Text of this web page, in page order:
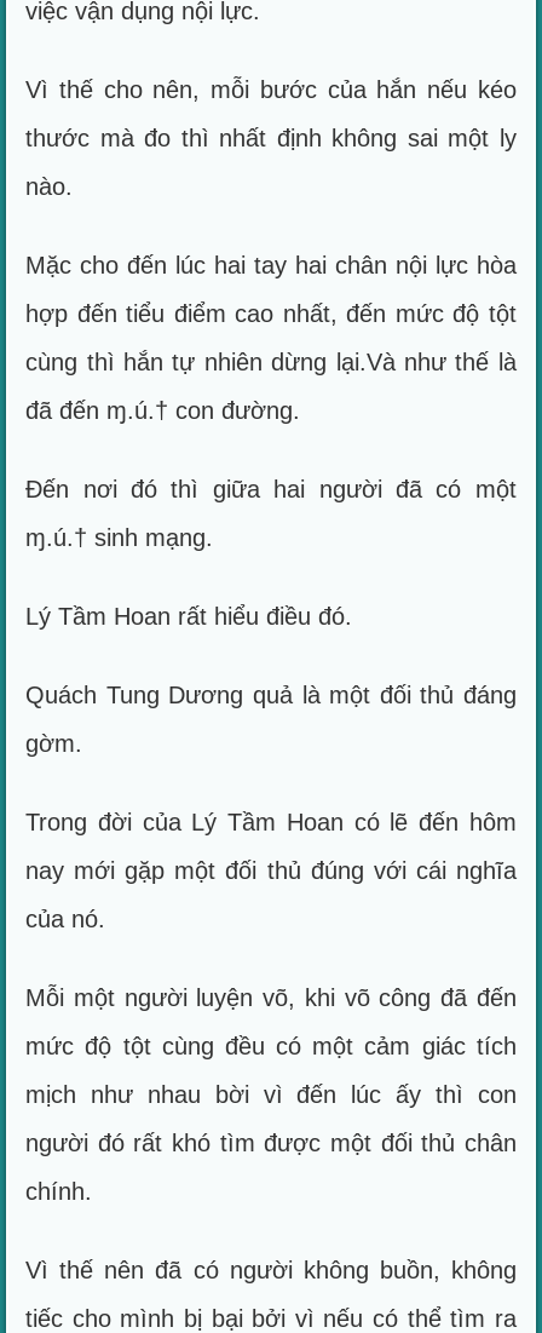
việc vận dụng nội lực.
Vì thế cho nên, mỗi bước của hắn nếu kéo
thước mà đo thì nhất định không sai một ly
nào.
Mặc cho đến lúc hai tay hai chân nội lực hòa
hợp đến tiểu điểm cao nhất, đến mức độ tột
cùng thì hắn tự nhiên dừng lại.Và như thế là
đã đến ɱ.ú.† con đường.
Đến nơi đó thì giữa hai người đã có một
ɱ.ú.† sinh mạng.
Lý Tầm Hoan rất hiểu điều đó.
Quách Tung Dương quả là một đối thủ đáng
gờm.
Trong đời của Lý Tầm Hoan có lẽ đến hôm
nay mới gặp một đối thủ đúng với cái nghĩa
của nó.
Mỗi một người luyện võ, khi võ công đã đến
mức độ tột cùng đều có một cảm giác tích
mịch như nhau bời vì đến lúc ấy thì con
người đó rất khó tìm được một đối thủ chân
chính.
Vì thế nên đã có người không buồn, không
tiếc cho mình bị bại bởi vì nếu có thể tìm ra